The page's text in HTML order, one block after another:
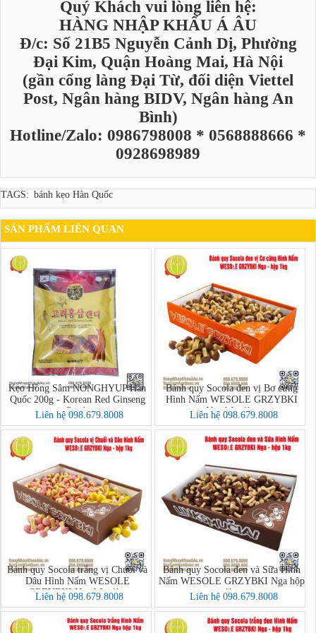
Quý Khách vui lòng liên hệ:
HÀNG NHẬP KHẨU Á ÂU
Đ/c: Số 21B5 Nguyễn Cảnh Dị, Phường
Đại Kim, Quận Hoàng Mai, Hà Nội
(gần cổng làng Đại Từ, đối diện Viettel
Post, Ngân hàng BIDV, Ngân hàng An
Bình)
Hotline/Zalo: 0986798008 * 0568888666 *
0928698989
TAGS: bánh kẹo Hàn Quốc
SẢN PHẨM LIÊN QUAN
Kẹo Hồng Sâm NONGHYUP Hàn
Quốc 200g - Korean Red Ginseng
Candy
Liên hệ 098.679.8008
Bánh quy Socola đen vị Bơ cứng
Hình Nấm WESOLE GRZYBKI
Nga hộp 1kg
Liên hệ 098.679.8008
Bánh quy Socola trắng vị Chuối và
Dâu Hình Nấm WESOLE
GRZYBKI Nga hộp 1kg
Liên hệ 098.679.8008
Bánh quy Socola đen và Sữa Hình
Nấm WESOLE GRZYBKI Nga hộp
1kg
Liên hệ 098.679.8008